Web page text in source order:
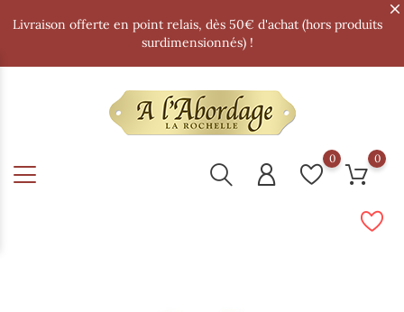
Livraison offerte en point relais, dès 50€ d'achat (hors produits
surdimensionnés) !
0 0